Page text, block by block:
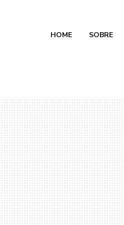
CalmonHOME SOBRE